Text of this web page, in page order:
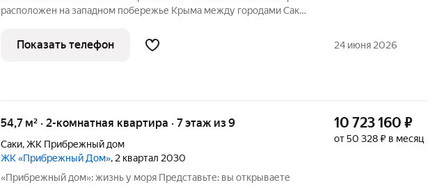
расположен на западном побережье Крыма между городами Саки
Чёрным морем и розовым озером Сасык-Сиваш в
непосредственной близости
Показать телефон 24 июня 2026
54,7 м² · 2-комнатная квартира · 7 этаж из 9
Саки,ЖК Прибрежный дом
ЖК «Прибрежный Дом», 2 квартал 2030
«Прибрежный дом»: жизнь у моря Представьте: вы открываете
10 723 160 ₽
от 50 328 ₽ в месяц